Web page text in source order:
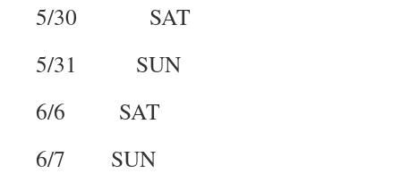
5/30 SAT
5/31 SUN
6/6 SAT
6/7 SUN